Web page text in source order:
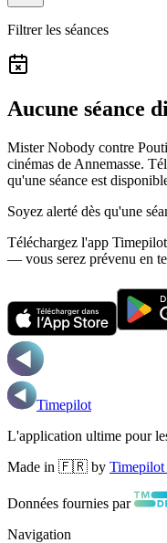
Filtrer les séances
Aucune séance
Mister Nobody contre
cinémas de Annemasse.
qu'une séance est
Soyez alerté dès qu'une
Téléchargez l'app
— vous serez prévenu en
Timepilot
L'application ultime pour
Made in 🇫🇷 by
Données fournies par
Navigation